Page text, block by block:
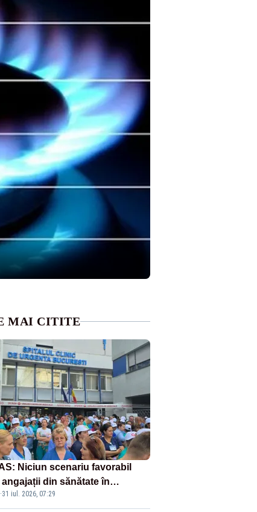
MAI CITITE
Niciun scenariu favorabil
din sănătate în
Legii salarizării
·31 iul. 2026, 07:29